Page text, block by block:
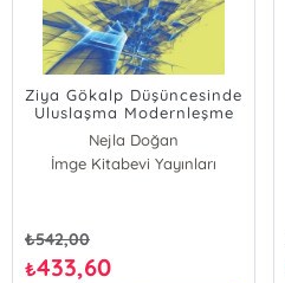
Ziya Gökalp Düşüncesinde
Uluslaşma Modernleşme
ve Eğitim
Nejla Doğan
İmge Kitabevi Yayınları
₺542,00
₺433,60